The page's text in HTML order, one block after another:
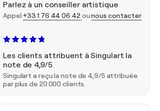
Parlez à un conseiller artistique
Appel +33 1 76 44 06 42 ounous contacter
Les clients attribuent à Singulart la
note de 4,9/5
Singulart a reçu la note de 4,9/5 attribuée
par plus de 20 000 clients.